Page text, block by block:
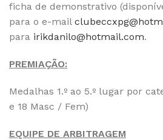
ficha de demonstrativo
para o e-mail
para irikdanilo@hotmail.com.
PREMIAÇÃO:
Medalhas 1.º ao 5.º lugar por
e 18 Masc / Fem)
EQUIPE DE ARBITRAGEM